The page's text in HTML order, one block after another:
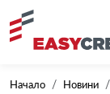
Начало Новини